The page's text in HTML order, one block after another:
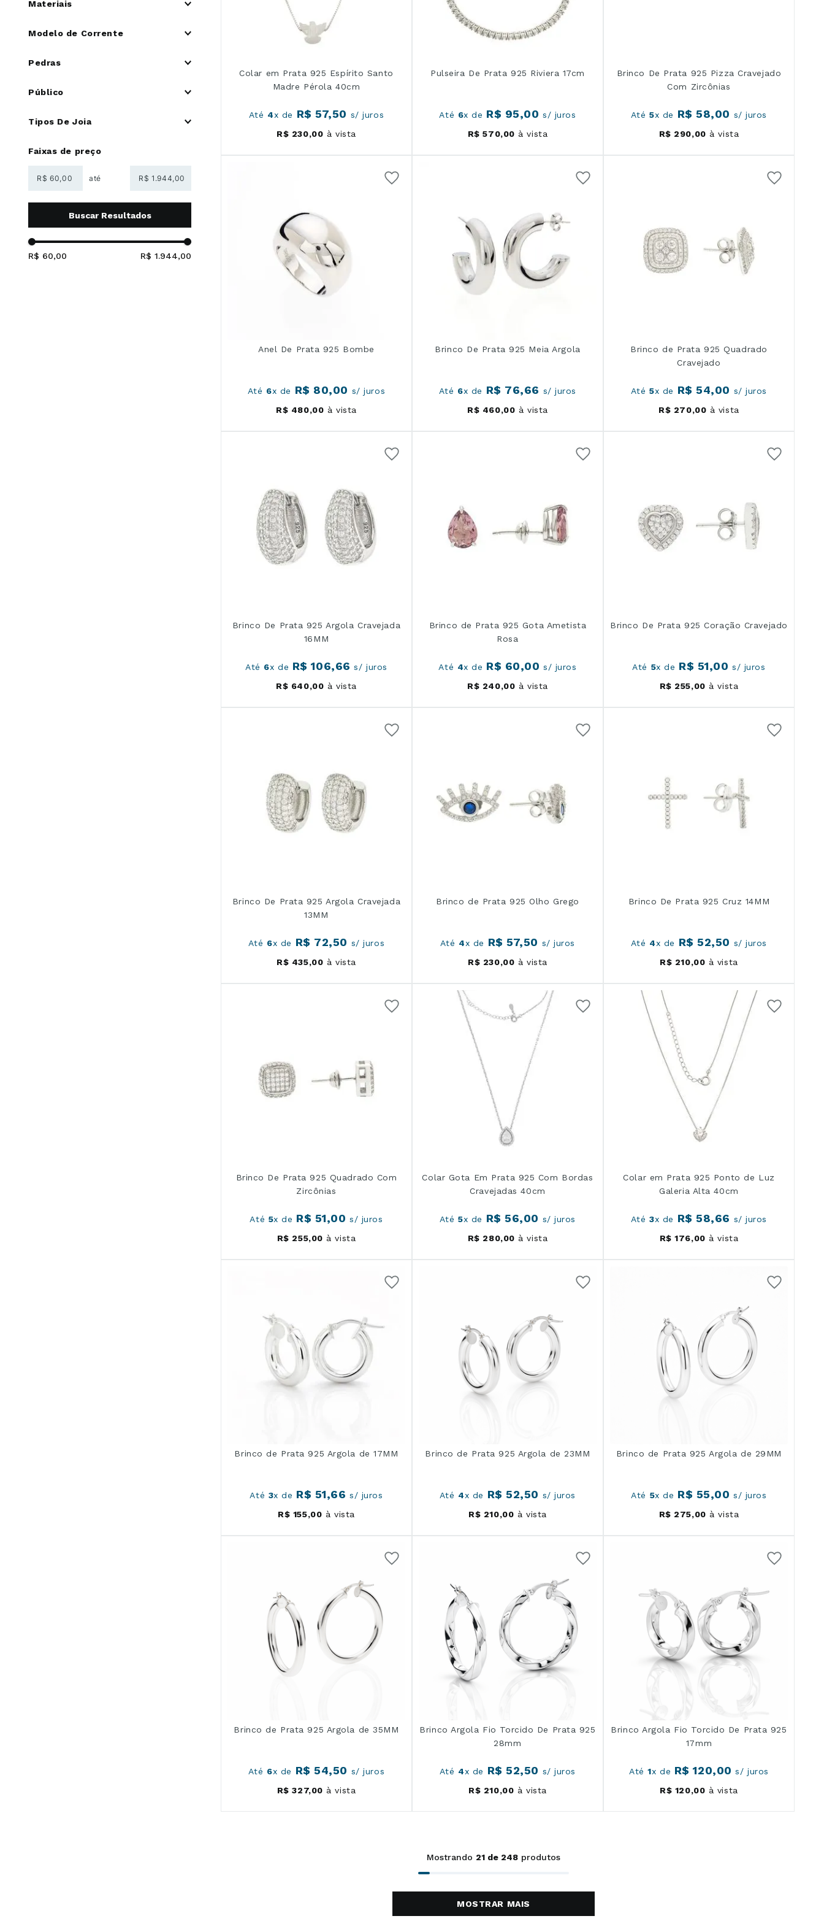
Materiais
Modelo de Corrente
Pedras
Público
Infantil
Tipos De Joia
Argolas
Esferas
Esportivo
Flores
Faixas de preço
R$ R$
R$ 60,00 R$ 1.944,00
Colar em Prata 925 Espírito Santo
Madre Pérola 40cm
Até 4x de R$ 57,50 s/ juros
R$ 230,00 à vista
Pulseira De Prata 925 Riviera 17cm
Até 6x de R$ 95,00 s/ juros
R$ 570,00 à vista
Brinco De Prata 925 Pizza Cravejado
Com Zircônias
Até5x de R$ 58,00 s/ juros
R$ 290,00 à vista
Anel De Prata 925 Bombe
Até 6x de R$ 80,00 s/ juros
R$ 480,00 à vista
Brinco De Prata 925 Meia Argola
Até 6x de R$ 76,66 s/ juros
R$ 460,00 à vista
Brinco de Prata 925 Quadrado
Cravejado
Até5x de R$ 54,00 s/ juros
R$ 270,00 à vista
Brinco De Prata 925 Argola Cravejada
16MM
Até 6x de R$ 106,66 s/ juros
R$ 640,00 à vista
Brinco de Prata 925 Gota Ametista
Rosa
Até 4x de R$ 60,00 s/ juros
R$ 240,00 à vista
Brinco De Prata 925 Coração Cravejado
Até 5x de R$ 51,00 s/ juros
R$ 255,00 à vista
Brinco De Prata 925 Argola Cravejada
13MM
Até 6x de R$ 72,50 s/ juros
R$ 435,00 à vista
Brinco de Prata 925 Olho Grego
Até 4x de R$ 57,50 s/ juros
R$ 230,00 à vista
Brinco De Prata 925 Cruz 14MM
Até 4x de R$ 52,50 s/ juros
R$ 210,00 à vista
Brinco De Prata 925 Quadrado Com
Zircônias
Até 5x de R$ 51,00 s/ juros
R$ 255,00 à vista
Colar Gota Em Prata 925 Com Bordas
Cravejadas 40cm
Até5x de R$ 56,00 s/ juros
R$ 280,00 à vista
Colar em Prata 925 Ponto de Luz
Galeria Alta 40cm
Até3x de R$ 58,66 s/ juros
R$ 176,00 à vista
Brinco de Prata 925 Argola de 17MM
Até 3x de R$ 51,66 s/ juros
R$ 155,00 à vista
Brinco de Prata 925 Argola de 23MM
Até 4x de R$ 52,50 s/ juros
R$ 210,00 à vista
Brinco de Prata 925 Argola de 29MM
Até 5x de R$ 55,00 s/ juros
R$ 275,00 à vista
Brinco de Prata 925 Argola de 35MM
Até 6x de R$ 54,50 s/ juros
R$ 327,00 à vista
Brinco Argola Fio Torcido De Prata 925
28mm
Até 4x de R$ 52,50 s/ juros
R$ 210,00 à vista
Brinco Argola Fio Torcido De Prata 925
17mm
Até1x de R$ 120,00 s/ juros
R$ 120,00 à vista
Mostrando 21 de 248
MOSTRAR MAIS